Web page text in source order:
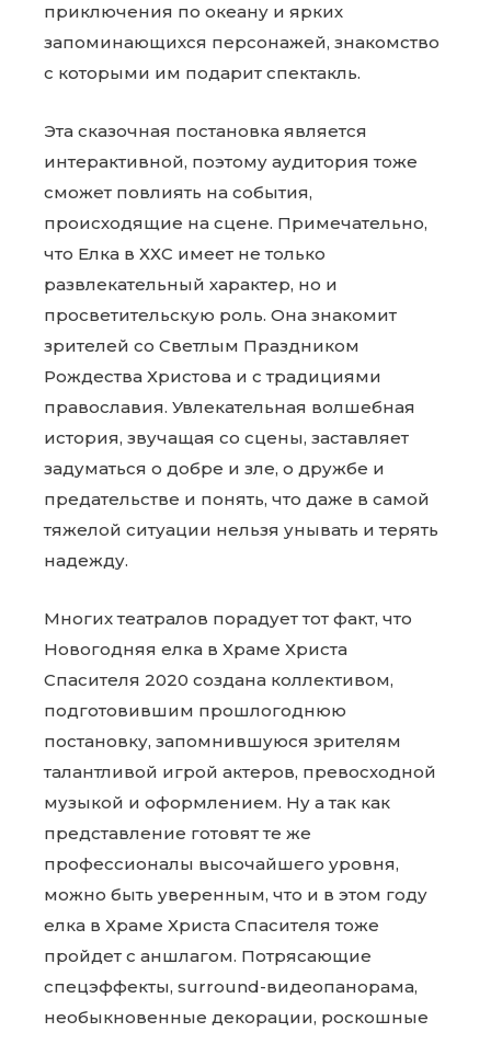
приключения по океану и ярких
запоминающихся персонажей, знакомство
с которыми им подарит спектакль.
Эта сказочная постановка является
интерактивной, поэтому аудитория тоже
сможет повлиять на события,
происходящие на сцене. Примечательно,
что Елка в ХХС имеет не только
развлекательный характер, но и
просветительскую роль. Она знакомит
зрителей со Светлым Праздником
Рождества Христова и с традициями
православия. Увлекательная волшебная
история, звучащая со сцены, заставляет
задуматься о добре и зле, о дружбе и
предательстве и понять, что даже в самой
тяжелой ситуации нельзя унывать и терять
надежду.
Многих театралов порадует тот факт, что
Новогодняя елка в Храме Христа
Спасителя 2020 создана коллективом,
подготовившим прошлогоднюю
постановку, запомнившуюся зрителям
талантливой игрой актеров, превосходной
музыкой и оформлением. Ну а так как
представление готовят те же
профессионалы высочайшего уровня,
можно быть уверенным, что и в этом году
елка в Храме Христа Спасителя тоже
пройдет с аншлагом. Потрясающие
спецэффекты, surround-видеопанорама,
необыкновенные декорации, роскошные